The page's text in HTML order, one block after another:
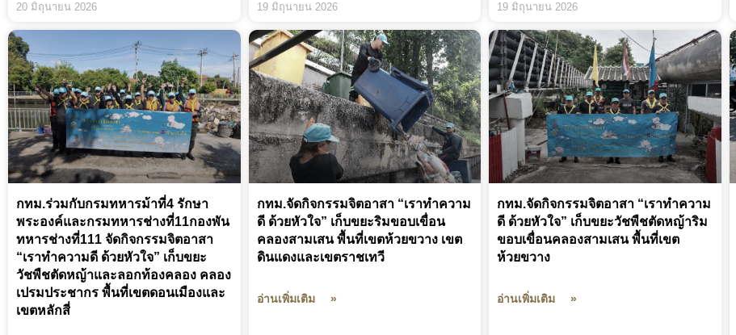
20 มิถุนายน 2026 19 มิถุนายน 2026 19 มิถุนายน 2026
กทม.ร่วมกับกรมทหารม้าที่4 รักษา
พระองค์และกรมทหารช่างที่11กองพัน
ทหารช่างที่111 จัดกิจกรรมจิตอาสา
“เราทำความดี ด้วยหัวใจ” เก็บขยะ
วัชพืชตัดหญ้าและลอกท้องคลอง คลอง
เปรมประชากร พื้นที่เขตดอนเมืองและ
เขตหลักสี่
กทม.จัดกิจกรรมจิตอาสา “เราทำความ
ดี ด้วยหัวใจ” เก็บขยะริมขอบเขื่อน
คลองสามเสน พื้นที่เขตห้วยขวาง เขต
ดินแดงและเขตราชเทวี
อ่านเพิ่มเติม »
กทม.จัดกิจกรรมจิตอาสา “เราทำความ
ดี ด้วยหัวใจ” เก็บขยะวัชพืชตัดหญ้าริม
ขอบเขื่อนคลองสามเสน พื้นที่เขต
ห้วยขวาง
อ่านเพิ่มเติม »